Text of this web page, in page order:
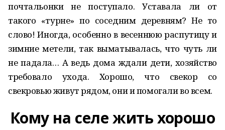
почтальонки не поступало. Уставала ли от
такого «турне» по соседним деревням? Не то
слово! Иногда, особенно в весеннюю распутицу и
зимние метели, так выматывалась, что чуть ли
не падала… А ведь дома ждали дети, хозяйство
требовало ухода. Хорошо, что свекор со
свекровью живут рядом, они и помогали во всем.
Кому на селе жить хорошо